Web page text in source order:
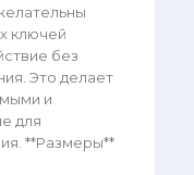
ключей
без
Это делает
и
для
**Размеры**